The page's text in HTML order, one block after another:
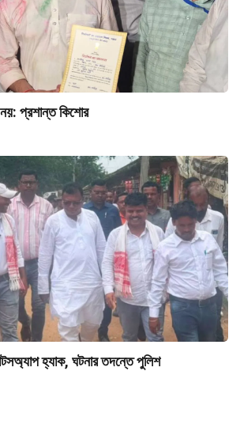
প্রশান্ত কিশোর
হ্যাক, ঘটনার তদন্তে পুলিশ